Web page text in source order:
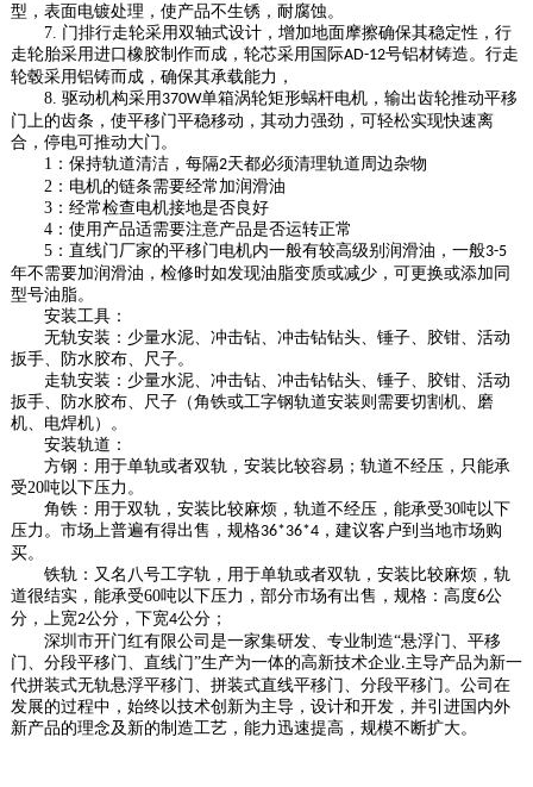
型，表面电镀处理，使产品不生锈，耐腐蚀。
7. 门排行走轮采用双轴式设计，增加地面摩擦确保其稳定性，行
走轮胎采用进口橡胶制作而成，轮芯采用国际AD-12号铝材铸造。行走
轮毂采用铝铸而成，确保其承载能力，
8. 驱动机构采用 370W单箱涡轮矩形蜗杆电机，输出齿轮推动平移
门上的齿条，使平移门平稳移动，其动力强劲，可轻松实现快速离
合，停电可推动大门。
1 ：保持轨道清洁，每隔2天都必须清理轨道周边杂物
2：电机的链条需要经常加润滑油
3：经常检查电机接地是否良好
4：使用产品适需要注意产品是否运转正常
5：直线门厂家的平移门电机内一般有较高级别润滑油，一般3-5
年不需要加润滑油，检修时如发现油脂变质或减少，可更换或添加同
型号油脂。
安装工具：
无轨安装：少量水泥、冲击钻、冲击钻钻头、锤子、胶钳、活动
扳手、防水胶布、尺子。
走轨安装：少量水泥、冲击钻、冲击钻钻头、锤子、胶钳、活动
扳手、防水胶布、尺子（角铁或工字钢轨道安装则需要切割机、磨
机、电焊机）。
安装轨道：
方钢：用于单轨或者双轨，安装比较容易；轨道不经压，只能承
受20吨以下压力。
角铁：用于双轨，安装比较麻烦，轨道不经压，能承受30吨以下
压力。市场上普遍有得出售，规格36*36*4，建议客户到当地市场购
买。
铁轨：又名八号工字轨，用于单轨或者双轨，安装比较麻烦，轨
道很结实，能承受60吨以下压力，部分市场有出售，规格：高度6公
分，上宽2公分，下宽4公分；
深圳市开门红有限公司是一家集研发、专业制造“悬浮门、平移
门、分段平移门、直线门”生产为一体的高新技术企业.主导产品为新一
代拼装式无轨悬浮平移门、拼装式直线平移门、分段平移门。公司在
发展的过程中，始终以技术创新为主导，设计和开发，并引进国内外
新产品的理念及新的制造工艺，能力迅速提高，规模不断扩大。